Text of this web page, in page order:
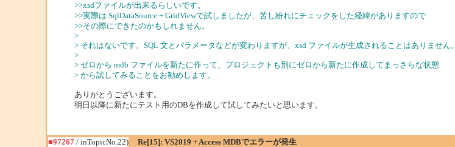
>>xsdファイルが出来るらしいです。
>>実際は SqlDataSource + GridViewで試しましたが、苦し紛れにチェックをした経緯がありますので
>>その際にできたのかもしれません。
>
> それはないです。SQL 文とパラメータなどが変わりますが、xsd ファイルが生成されることはありません。
>
> ゼロから mdb ファイルを新たに作って、プロジェクトも別にゼロから新たに作成してまっさらな状態
> から試してみることをお勧めします。
ありがとうございます。
明日以降に新たにテスト用のDBを作成して試してみたいと思います。
■97267/ inTopicNo.22)
Re[15]: VS2019 + Access MDBでエラーが発生